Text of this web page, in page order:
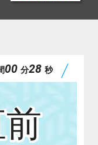
00 分26 秒